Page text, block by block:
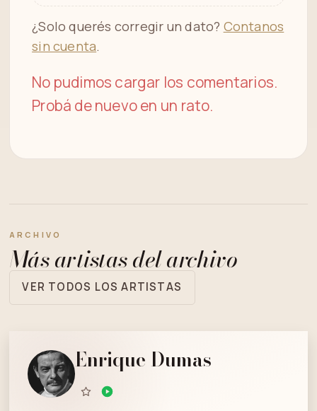
¿Solo querés corregir un dato? Contanos
sin cuenta.
No pudimos cargar los comentarios.
Probá de nuevo en un rato.
ARCHIVO
Más artistas del archivo
VER TODOS LOS ARTISTAS
Enrique Dumas